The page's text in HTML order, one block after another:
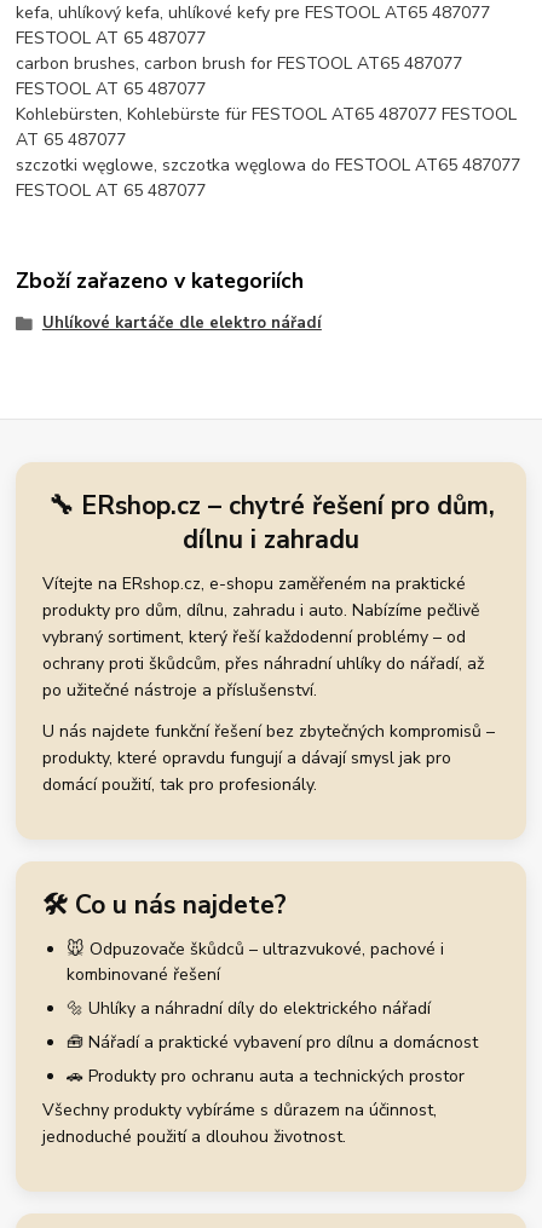
kefa, uhlíkový kefa, uhlíkové kefy pre FESTOOL AT65 487077
FESTOOL AT 65 487077
carbon brushes, carbon brush for FESTOOL AT65 487077
FESTOOL AT 65 487077
Kohlebürsten, Kohlebürste für FESTOOL AT65 487077 FESTOOL
AT 65 487077
szczotki węglowe, szczotka węglowa do FESTOOL AT65 487077
FESTOOL AT 65 487077
Zboží zařazeno v kategoriích
Uhlíkové kartáče dle elektro nářadí
🔧 ERshop.cz – chytré řešení pro dům,
dílnu i zahradu
Vítejte na ERshop.cz, e-shopu zaměřeném na praktické
produkty pro dům, dílnu, zahradu i auto. Nabízíme pečlivě
vybraný sortiment, který řeší každodenní problémy – od
ochrany proti škůdcům, přes náhradní uhlíky do nářadí, až
po užitečné nástroje a příslušenství.
U nás najdete funkční řešení bez zbytečných kompromisů –
produkty, které opravdu fungují a dávají smysl jak pro
domácí použití, tak pro profesionály.
🛠️ Co u nás najdete?
🐭 Odpuzovače škůdců – ultrazvukové, pachové i
kombinované řešení
🔩 Uhlíky a náhradní díly do elektrického nářadí
🧰 Nářadí a praktické vybavení pro dílnu a domácnost
🚗 Produkty pro ochranu auta a technických prostor
Všechny produkty vybíráme s důrazem na účinnost,
jednoduché použití a dlouhou životnost.